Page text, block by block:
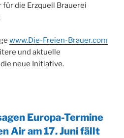
die Erzquell Brauerei
www.Die-Freien-Brauer.com
und aktuelle
neue Initiative.
Europa-Termine
Air am 17. Juni fällt